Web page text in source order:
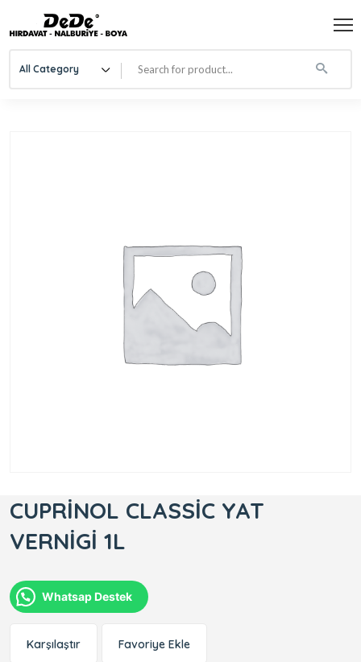
All Category
CUPRİNOL CLASSİC YAT
VERNİGİ 1L
Whatsap Destek
Karşılaştır Favoriye Ekle